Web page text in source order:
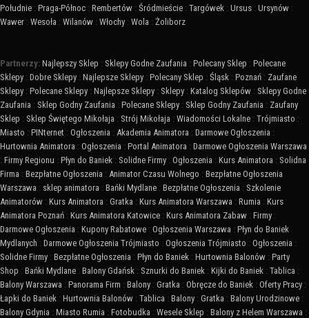
Południe : Praga-Północ : Rembertów : Śródmieście : Targówek : Ursus : Ursynów :
Wawer : Wesoła : Wilanów : Włochy : Wola : Żoliborz
Partnerzy: Najlepszy Sklep : Sklepy Godne Zaufania : Polecany Sklep : Polecane
Sklepy : Dobre Sklepy : Najlepsze Sklepy : Polecany Sklep : Śląsk : Poznań : Zaufane
Sklepy : Polecane Sklepy : Najlepsze Sklepy : Sklepy : Katalog Sklepów : Sklepy Godne
Zaufania : Sklep Godny Zaufania : Polecane Sklepy : Sklep Godny Zaufania : Zaufany
Sklep : Sklep Świętego Mikołaja : Strój Mikołaja : Wiadomości Lokalne : Trójmiasto :
Miasto : PINternet : Ogłoszenia : Akademia Animatora : Darmowe Ogłoszenia :
Hurtownia Animatora : Ogłoszenia : Portal Animatora : Darmowe Ogłoszenia Warszawa
: Firmy Regionu : Płyn do Baniek : Solidne Firmy : Ogłoszenia : Kurs Animatora : Solidna
Firma : Bezpłatne Ogłoszenia : Animator Czasu Wolnego : Bezpłatne Ogłoszenia
Warszawa : sklep animatora : Bańki Mydlane : Bezpłatne Ogłoszenia : Szkolenie
Animatorów : Kurs Animatora : Gratka : Kurs Animatora Warszawa : Rumia : Kurs
Animatora Poznań : Kurs Animatora Katowice : Kurs Animatora Zabaw : Firmy :
Darmowe Ogłoszenia : Kupony Rabatowe : Ogłoszenia Warszawa : Płyn do Baniek
Mydlanych : Darmowe Ogłoszenia Trójmiasto : Ogłoszenia Trójmiasto : Ogłoszenia :
Solidne Firmy : Bezpłatne Ogłoszenia : Płyn do Baniek : Hurtownia Balonów : Party
Shop : Bańki Mydlane : Balony Gdańsk : Sznurki do Baniek : Kijki do Baniek : Tablica :
Balony Warszawa : Panorama Firm : Balony : Gratka : Obręcze do Baniek : Oferty Pracy :
Łapki do Baniek : Hurtownia Balonów : Tablica : Balony : Gratka : Balony Urodzinowe :
Balony Gdynia : Miasto Rumia : Fotobudka : Wesele Sklep : Balony z Helem Warszawa :